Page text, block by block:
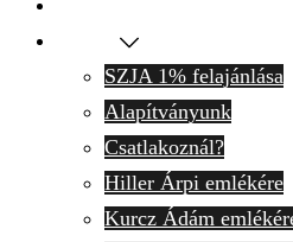
SZJA 1% felajánlása
Alapítványunk
Csatlakoznál?
Hiller Árpi emlékére
Kurcz Ádám